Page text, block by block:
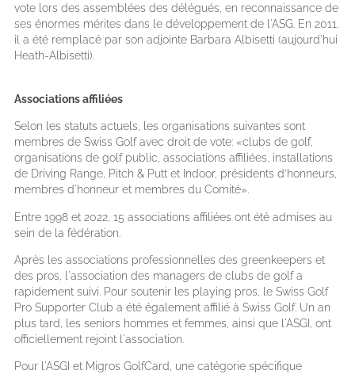
vote lors des assemblées des délégués, en reconnaissance de
ses énormes mérites dans le développement de l'ASG. En 2011,
il a été remplacé par son adjointe Barbara Albisetti (aujourd'hui
Heath-Albisetti).
Associations affiliées
Selon les statuts actuels, les organisations suivantes sont
membres de Swiss Golf avec droit de vote: «clubs de golf,
organisations de golf public, associations affiliées, installations
de Driving Range, Pitch & Putt et Indoor, présidents d’honneurs,
membres d'honneur et membres du Comité».
Entre 1998 et 2022, 15 associations affiliées ont été admises au
sein de la fédération.
Après les associations professionnelles des greenkeepers et
des pros, l'association des managers de clubs de golf a
rapidement suivi. Pour soutenir les playing pros, le Swiss Golf
Pro Supporter Club a été également affilié à Swiss Golf. Un an
plus tard, les seniors hommes et femmes, ainsi que l'ASGI, ont
officiellement rejoint l'association.
Pour l'ASGI et Migros GolfCard, une catégorie spécifique